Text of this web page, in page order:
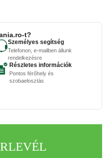
t?
Személyes segítség
Telefonon, e-mailben állunk
rendelkezésre
Részletes információk
Pontos férőhely és
szobaelosztás